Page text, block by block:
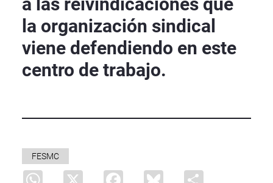
la organización sindical
viene defendiendo en este
centro de trabajo.
FESMC
WhatsApp
X Facebook Bluesky